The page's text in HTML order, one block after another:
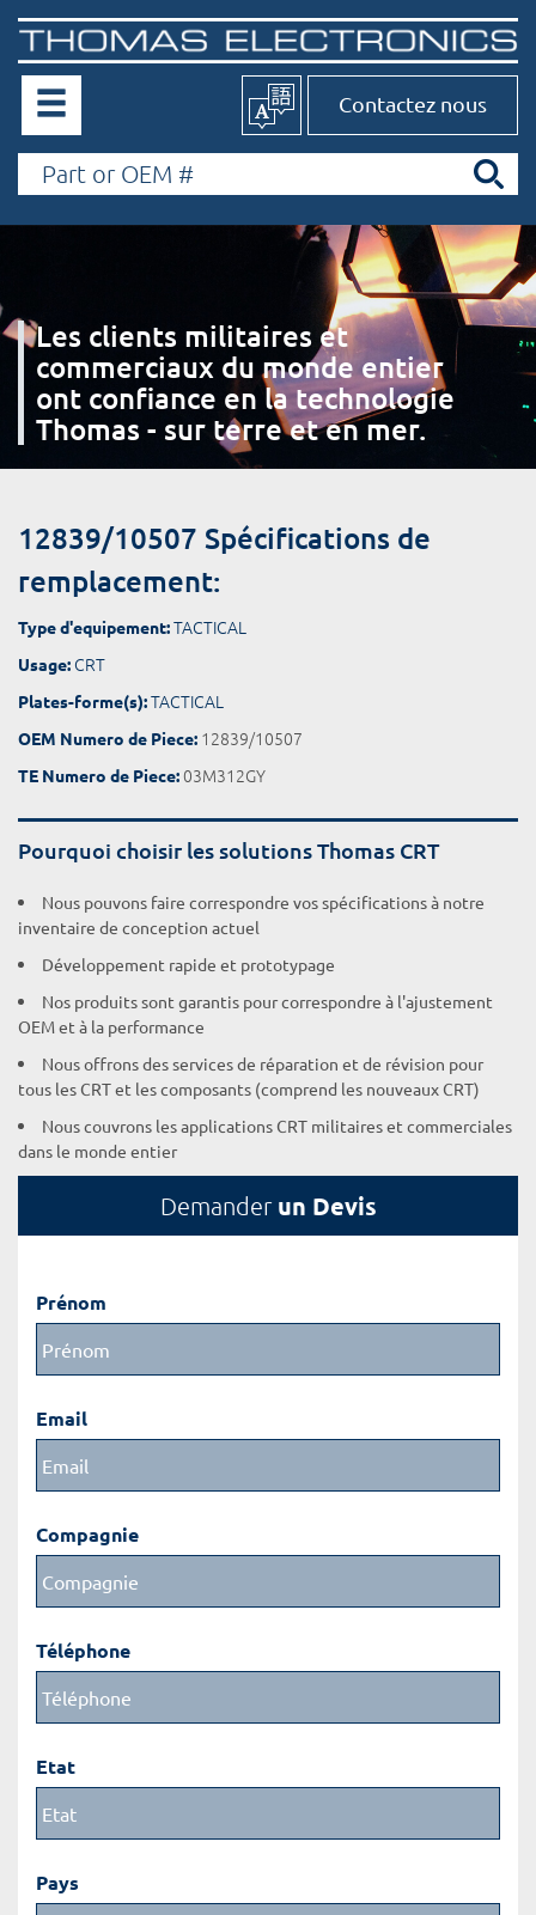
Contactez nous
Les clients militaires et
commerciaux du monde entier
ont confiance en la technologie
Thomas - sur terre et en mer.
12839/10507 Spécifications de
remplacement:
Type d'equipement:TACTICAL
Usage: CRT
Plates-forme(s):TACTICAL
OEM Numero de Piece: 12839/10507
TE Numero de Piece:03M312GY
Pourquoi choisir les solutions Thomas CRT
Nous pouvons faire correspondre vos spécifications à notre
inventaire de conception actuel
Développement rapide et prototypage
Nos produits sont garantis pour correspondre à l'ajustement
OEM et à la performance
Nous offrons des services de réparation et de révision pour
tous les CRT et les composants (comprend les nouveaux CRT)
Nous couvrons les applications CRT militaires et commerciales
dans le monde entier
Demander un Devis
Prénom
Email
Compagnie
Téléphone
Etat
Pays